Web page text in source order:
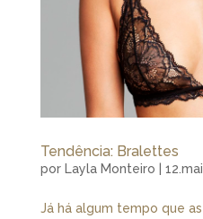
Tendência: Bralettes
por Layla Monteiro
Já há algum tempo que